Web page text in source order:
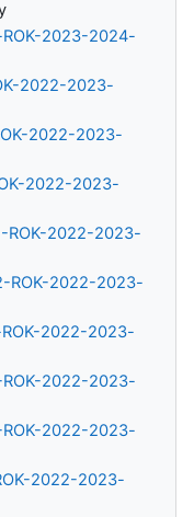
2023-2024-
2022-2023-
2022-2023-
2022-2023-
2022-2023-
2022-2023-
2022-2023-
2022-2023-
2022-2023-
2022-2023-